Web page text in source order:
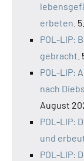
erbeten.
POL-LIP:
gebracht.
POL-LIP:
nach
August
POL-LIP:
und
POL-LIP: